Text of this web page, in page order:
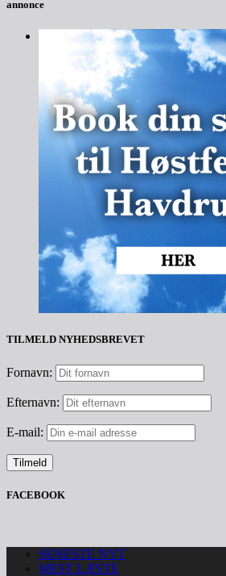
annonce
TILMELD NYHEDSBREVET
Fornavn:
Efternavn:
E-mail:
FACEBOOK
SENESTE NYT
MEST LÆSTE